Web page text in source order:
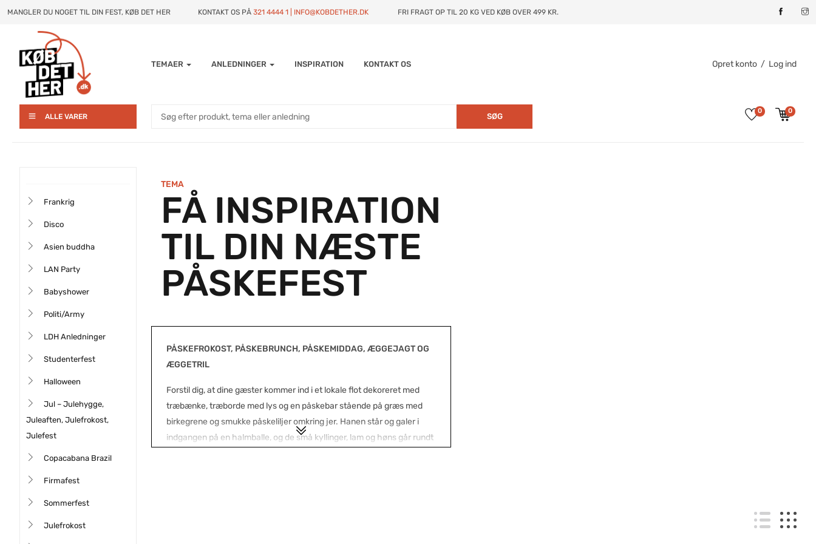
MANGLER DU NOGET TIL DIN FEST, KØB DET HER KONTAKT OS PÅ 321 4444 1 | INFO@KOBDETHER.DK FRI FRAGT OP TIL 20 KG VED KØB OVER 499 KR.
TEMAER ANLEDNINGER INSPIRATION KONTAKT OS Opret konto / Log ind
ALLE VARER SØG
0 0
Frankrig
Disco
Asien buddha
LAN Party
Babyshower
Politi/Army
LDH Anledninger
Studenterfest
Halloween
Jul – Julehygge,
Juleaften, Julefrokost,
Julefest
Copacabana Brazil
Firmafest
Sommerfest
Julefrokost
TEMA
FÅ INSPIRATION
TIL DIN NÆSTE
PÅSKEFEST
PÅSKEFROKOST, PÅSKEBRUNCH, PÅSKEMIDDAG, ÆGGEJAGT OG
ÆGGETRIL
Forstil dig, at dine gæster kommer ind i et lokale flot dekoreret med
træbænke, træborde med lys og en påskebar stående på græs med
birkegrene og smukke påskeliljer omkring jer. Hanen står og galer i
indgangen på en halmballe, og de små kyllinger, lam og høns går rundt